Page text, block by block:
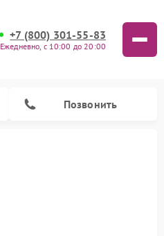
+7 (800) 301-55-83
Ежедневно, с 10:00 до 20:00
Позвонить